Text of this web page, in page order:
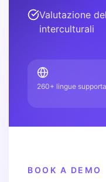
Valutazione
interculturali
260+ lingue
BOOK A DEMO